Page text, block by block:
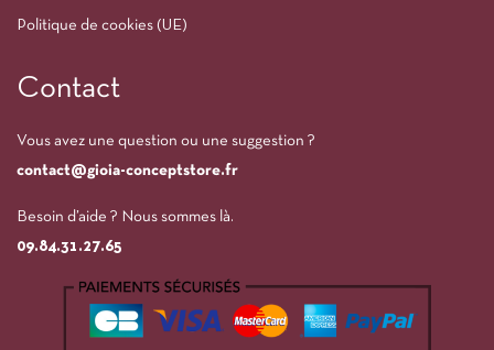
Politique de cookies (UE)
Contact
Vous avez une question ou une suggestion ?
contact@gioia-conceptstore.fr
Besoin d’aide ? Nous sommes là.
09.84.31.27.65